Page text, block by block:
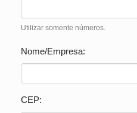
Utilizar somente números.
Nome/Empresa:
CEP: